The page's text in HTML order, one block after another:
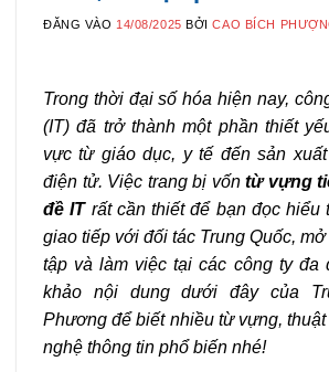
ĐĂNG VÀO 14/08/2025 BỞICAO BÍCH
Trong thời đại số hóa hiện nay,
(IT) đã trở thành một phần thiết
vực từ giáo dục, y tế đến sản
điện tử. Việc trang bị vốn từ vựng
đề IT rất cần thiết để bạn đọc hiểu
giao tiếp với đối tác Trung Quốc,
tập và làm việc tại các công ty đa
khảo nội dung dưới đây của
Phương để biết nhiều từ vựng,
nghệ thông tin phổ biến nhé!